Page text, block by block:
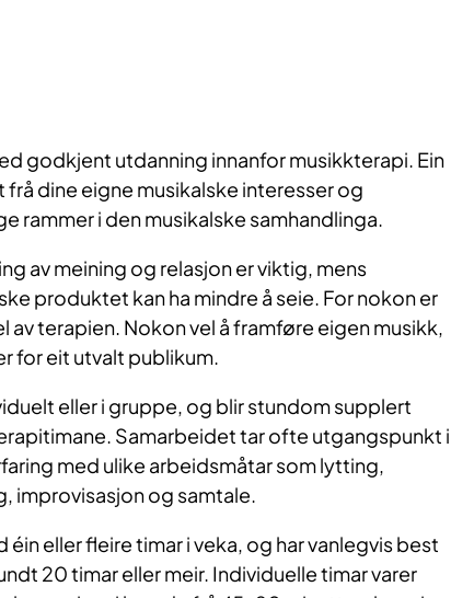
godkjent utdanning innanfor musikkterapi. Ein
dine eigne musikalske interesser og
rammer i den musikalske samhandlinga.
av meining og relasjon er viktig, mens
produktet kan ha mindre å seie. For nokon er
terapien. Nokon vel å framføre eigen musikk,
for eit utvalt publikum.
eller i gruppe, og blir stundom supplert
Samarbeidet tar ofte utgangspunkt i
med ulike arbeidsmåtar som lytting,
improvisasjon og samtale.
eller fleire timar i veka, og har vanlegvis best
20 timar eller meir. Individuelle timar varer